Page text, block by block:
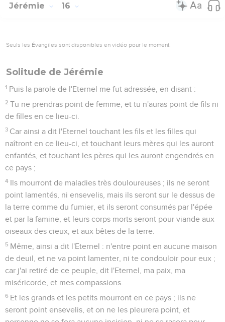
Jérémie 16
Seuls les Évangiles sont disponibles en vidéo pour le moment.
Solitude de Jérémie
1 Puis la parole de l'Eternel me fut adressée, en disant :
2 Tu ne prendras point de femme, et tu n'auras point de fils ni
de filles en ce lieu-ci.
3 Car ainsi a dit l'Eternel touchant les fils et les filles qui
naîtront en ce lieu-ci, et touchant leurs mères qui les auront
enfantés, et touchant les pères qui les auront engendrés en
ce pays ;
4 Ils mourront de maladies très douloureuses ; ils ne seront
point lamentés, ni ensevelis, mais ils seront sur le dessus de
la terre comme du fumier, et ils seront consumés par l'épée
et par la famine, et leurs corps morts seront pour viande aux
oiseaux des cieux, et aux bêtes de la terre.
5 Même, ainsi a dit l'Eternel : n'entre point en aucune maison
de deuil, et ne va point lamenter, ni te condouloir pour eux ;
car j'ai retiré de ce peuple, dit l'Eternel, ma paix, ma
miséricorde, et mes compassions.
6 Et les grands et les petits mourront en ce pays ; ils ne
seront point ensevelis, et on ne les pleurera point, et